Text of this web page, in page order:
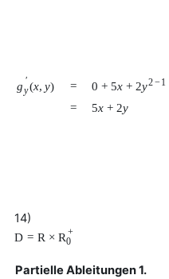
g ′
y(x, y) = 0 + 5x + 2y2−1
= 5x + 2y
14)
D = R × R +
0
Partielle Ableitungen 1.